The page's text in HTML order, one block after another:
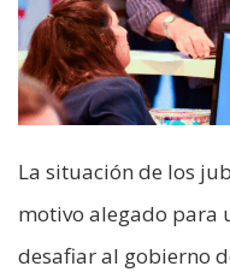
La situación de los
motivo alegado para
desafiar al gobierno